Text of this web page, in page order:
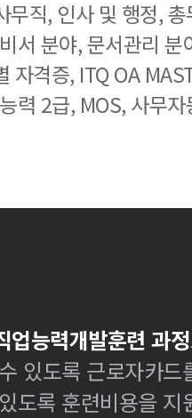
무직, 인사 및 행정,
서 분야, 문서관리
자격증, ITQ OA
력 2급, MOS, 사무
업능력개발훈련 과정
있도록 근로자카
도록 훈련비용을 지